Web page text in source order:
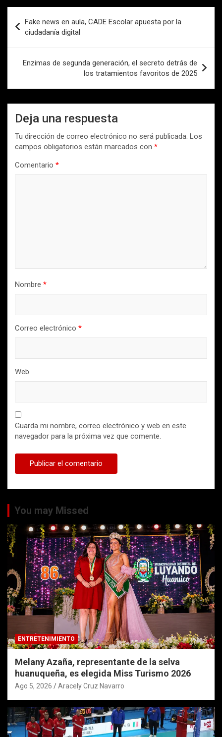
de
entradas
Fake news en aula, CADE Escolar apuesta por la
ciudadanía digital
Enzimas de segunda generación, el secreto detrás de
los tratamientos favoritos de 2025
Deja una respuesta
Tu dirección de correo electrónico no será publicada. Los
campos obligatorios están marcados con *
Comentario *
Nombre *
Correo electrónico *
Web
Guarda mi nombre, correo electrónico y web en este
navegador para la próxima vez que comente.
You may Missed
ENTRETENIMIENTO
Melany Azaña, representante de la selva
huanuqueña, es elegida Miss Turismo 2026
Ago 5, 2026 Aracely Cruz Navarro